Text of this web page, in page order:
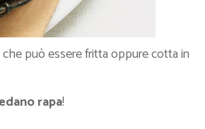
può essere fritta oppure cotta in
rapa!